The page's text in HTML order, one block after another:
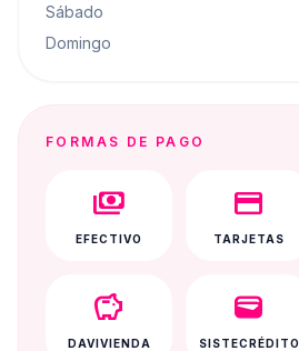
Sábado
Domingo
FORMAS DE PAGO
payments
EFECTIVO
credit_card
TARJETAS
savings
DAVIVIENDA
wallet
SISTECRÉDITO